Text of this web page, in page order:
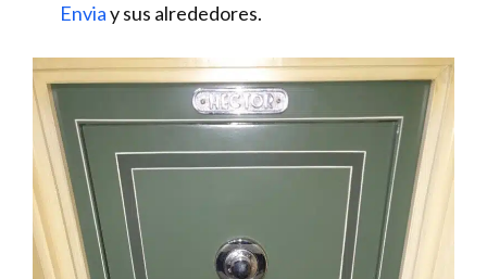
Enviay sus alrededores.